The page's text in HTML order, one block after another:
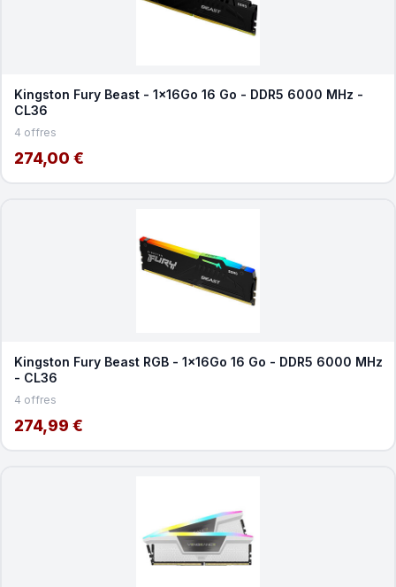
Kingston Fury Beast - 1x16Go 16 Go - DDR5 6000 MHz -
CL36
4 offres
274,00 €
Kingston Fury Beast RGB - 1x16Go 16 Go - DDR5 6000 MHz
- CL36
4 offres
274,99 €